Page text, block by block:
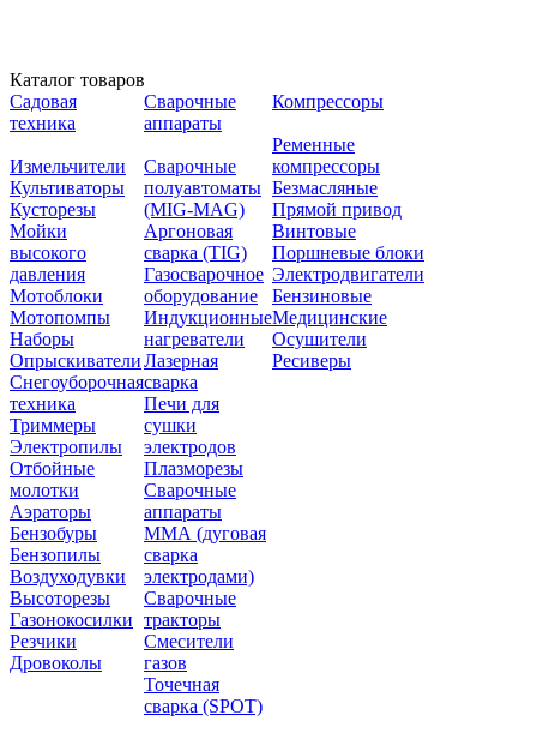
Каталог товаров
Садовая
техника
Измельчители
Культиваторы
Кусторезы
Мойки
высокого
давления
Мотоблоки
Мотопомпы
Наборы
Опрыскиватели
Снегоуборочная
техника
Триммеры
Электропилы
Отбойные
молотки
Аэраторы
Бензобуры
Бензопилы
Воздуходувки
Высоторезы
Газонокосилки
Резчики
Дровоколы
Сварочные
аппараты
Сварочные
полуавтоматы
(MIG-MAG)
Аргоновая
сварка (TIG)
Газосварочное
оборудование
Индукционные
нагреватели
Лазерная
сварка
Печи для
сушки
электродов
Плазморезы
Сварочные
аппараты
ММА (дуговая
сварка
электродами)
Сварочные
тракторы
Смесители
газов
Точечная
сварка (SPOT)
Компрессоры
Ременные
компрессоры
Безмасляные
Прямой привод
Винтовые
Поршневые блоки
Электродвигатели
Бензиновые
Медицинские
Осушители
Ресиверы